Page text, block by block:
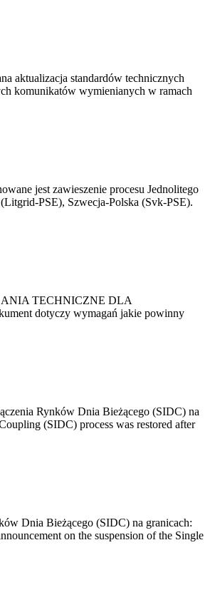
aktualizacja standardów technicznych
komunikatów wymienianych w ramach
jest zawieszenie procesu Jednolitego
PSE), Szwecja-Polska (Svk-PSE).
TECHNICZNE DLA
dotyczy wymagań jakie powinny
Rynków Dnia Bieżącego (SIDC) na
(SIDC) process was restored after
Dnia Bieżącego (SIDC) na granicach:
on the suspension of the Single